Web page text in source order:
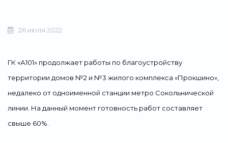
26 июля 2022
ГК «А101» продолжает работы по благоустройству
территории домов №2 и №3 жилого комплекса «Прокшино»,
недалеко от одноименной станции метро Сокольнической
линии. На данный момент готовность работ составляет
свыше 60%.